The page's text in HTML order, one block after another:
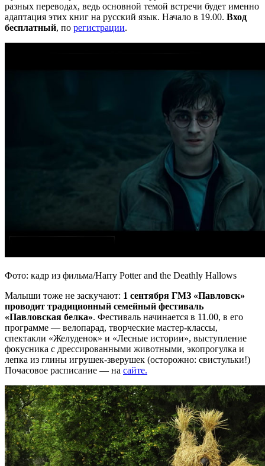
разных переводах, ведь основной темой встречи будет именно
адаптация этих книг на русский язык. Начало в 19.00. Вход
бесплатный, по регистрации.
Фото: кадр из фильма/Harry Potter and the Deathly Hallows
Малыши тоже не заскучают: 1 сентября ГМЗ «Павловск»
проводит традиционный семейный фестиваль
«Павловская белка». Фестиваль начинается в 11.00, в его
программе — велопарад, творческие мастер-классы,
спектакли «Желуденок» и «Лесные истории», выступление
фокусника с дрессированными животными, экопрогулка и
лепка из глины игрушек-зверушек (осторожно: свистульки!)
Почасовое расписание — на сайте.